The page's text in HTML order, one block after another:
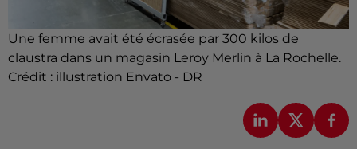
Une femme avait été écrasée par 300 kilos de
claustra dans un magasin Leroy Merlin à La Rochelle.
Crédit : illustration Envato - DR